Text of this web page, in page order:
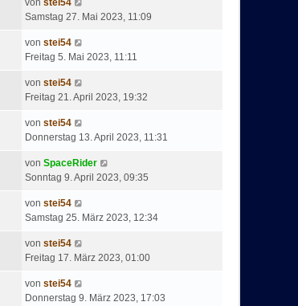
von stei54
Samstag 27. Mai 2023, 11:09
von stei54
Freitag 5. Mai 2023, 11:11
von stei54
Freitag 21. April 2023, 19:32
von stei54
Donnerstag 13. April 2023, 11:31
von SpaceRider
Sonntag 9. April 2023, 09:35
von stei54
Samstag 25. März 2023, 12:34
von stei54
Freitag 17. März 2023, 01:00
von stei54
Donnerstag 9. März 2023, 17:03